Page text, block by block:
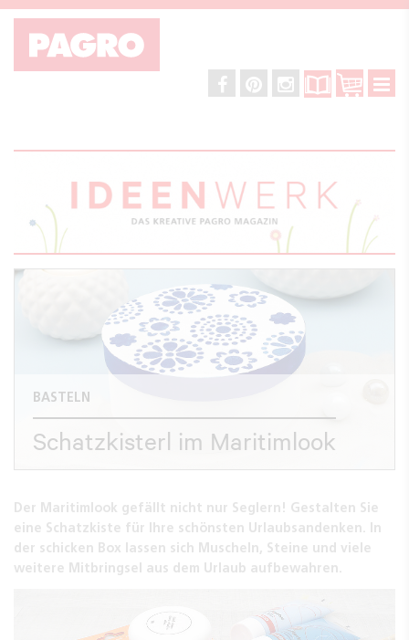
BASTELN
Schatzkisterl im Maritimlook
Der Maritimlook gefällt nicht nur Seglern! Gestalten Sie
eine Schatzkiste für Ihre schönsten Urlaubsandenken. In
der schicken Box lassen sich Muscheln, Steine und viele
weitere Mitbringsel aus dem Urlaub aufbewahren.